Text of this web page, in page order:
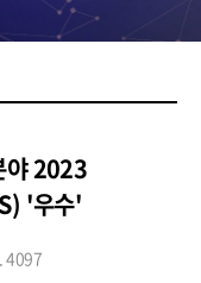
야 2023
'우수'
4097